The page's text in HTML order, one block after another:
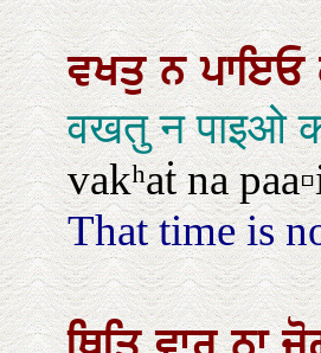
ਵਖਤੁਨਪਾਇਓ
वखतु न पाइओ
vakʰaṫ na
That time is